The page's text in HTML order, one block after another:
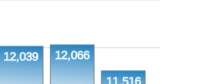
12,039 12,066
11,516